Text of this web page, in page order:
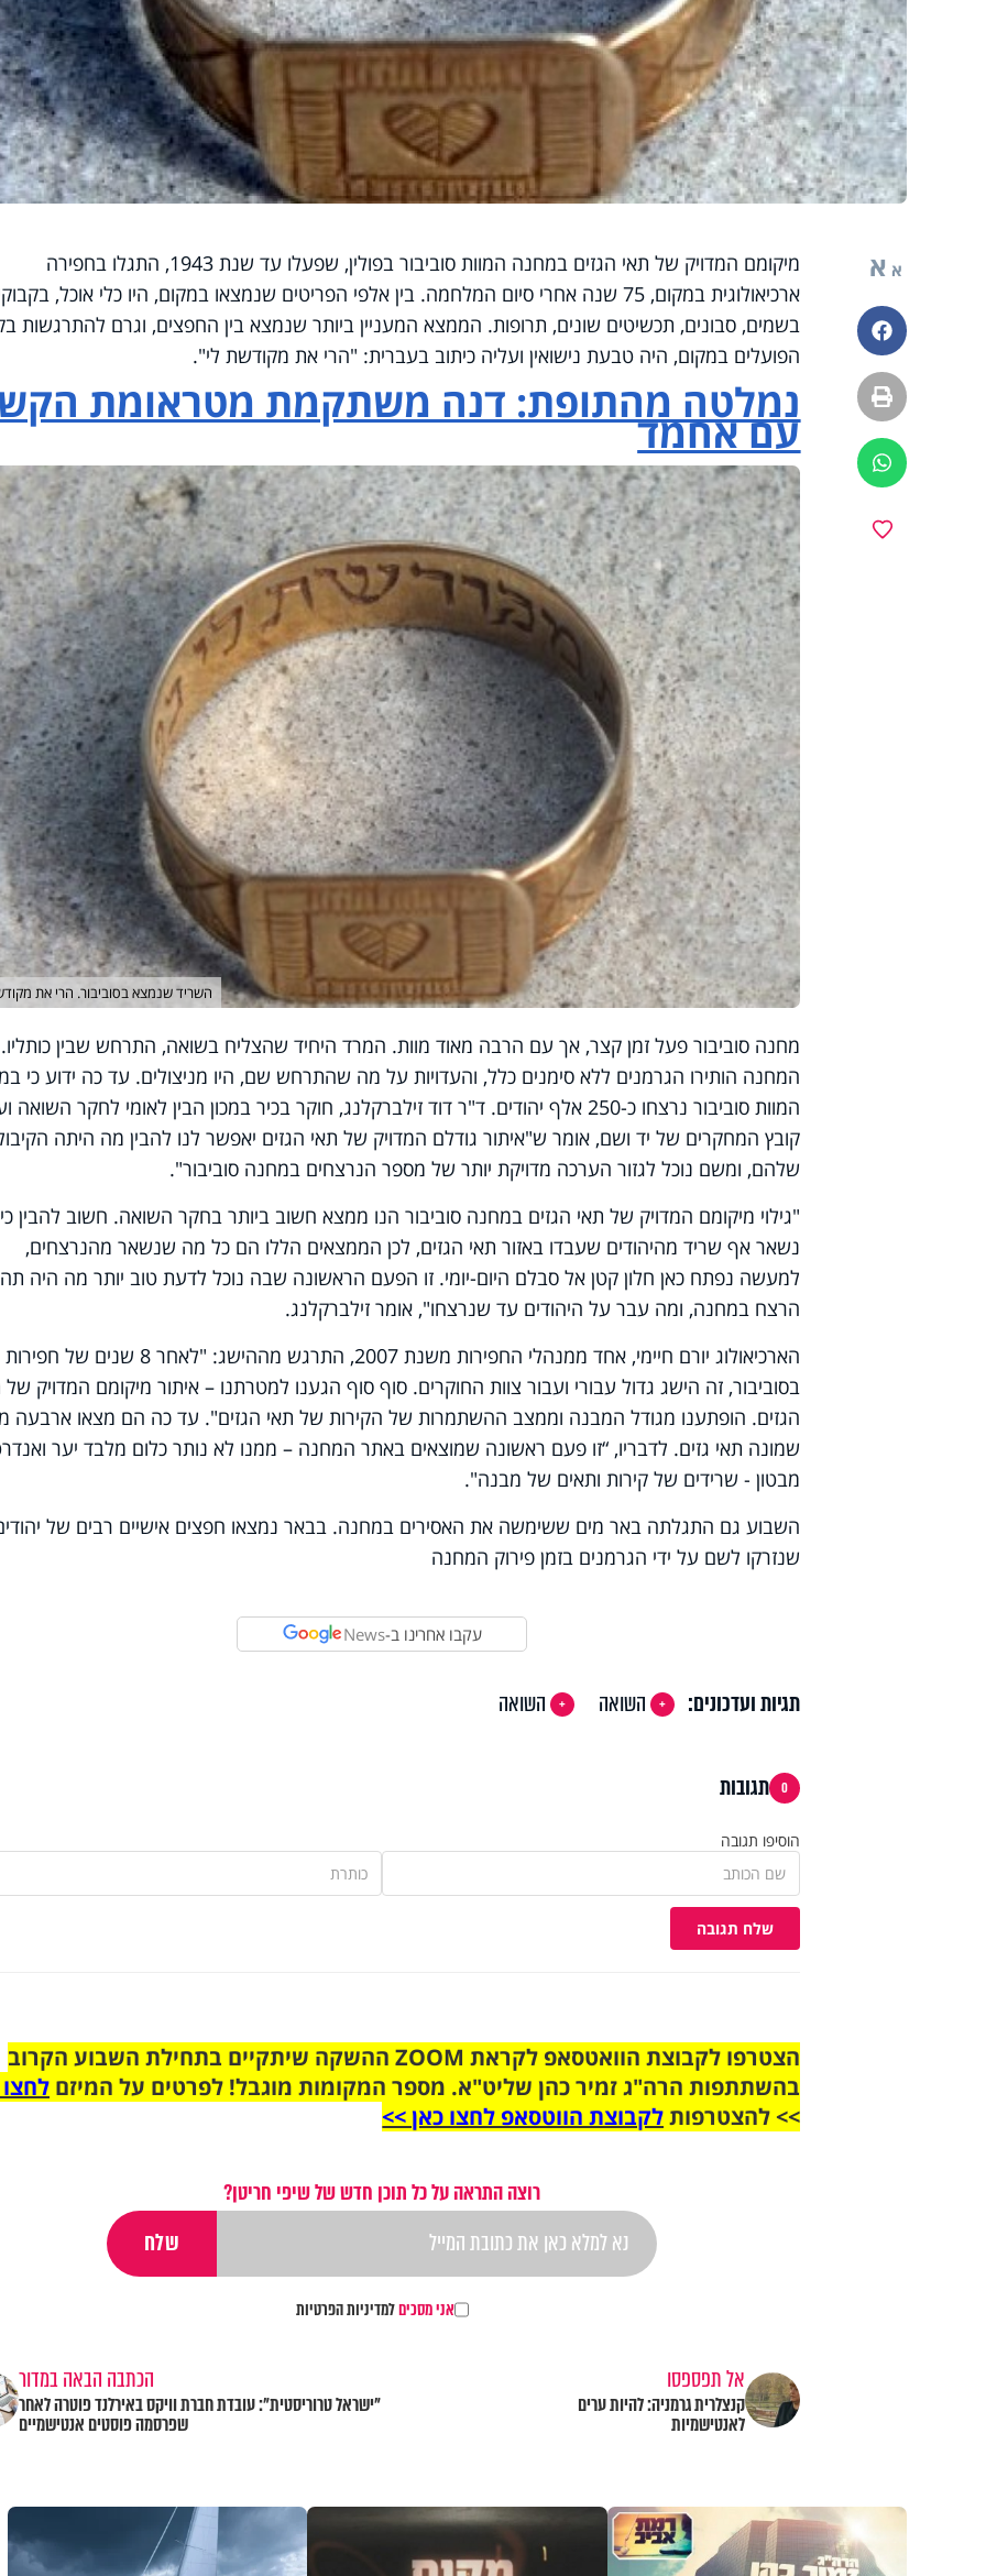
א א
פייסבוק
הדפסה
ווטסאפ
מיקומם המדויק של תאי הגזים במחנה המוות סוביבור בפולין, שפעלו עד שנת 1943, התגלו בחפירה
ארכיאולוגית במקום, 75 שנה אחרי סיום המלחמה. בין אלפי הפריטים שנמצאו במקום, היו כלי אוכל,
בשמים, סבונים, תכשיטים שונים, תרופות. הממצא המעניין ביותר שנמצא בין החפצים, וגרם להתרגשות
הפועלים במקום, היה טבעת נישואין ועליה כיתוב בעברית: "הרי את מקודשת לי".
נמלטה מהתופת: דנה משתקמת מטראומת
עם אחמד
השריד שנמצא בסוביבור. הרי את
מחנה סוביבור פעל זמן קצר, אך עם הרבה מאוד מוות. המרד היחיד שהצליח בשואה, התרחש שבין
המחנה הותירו הגרמנים ללא סימנים כלל, והעדויות על מה שהתרחש שם, היו מניצולים. עד כה ידוע כי
המוות סוביבור נרצחו כ-250 אלף יהודים. ד"ר דוד זילברקלנג, חוקר בכיר במכון הבין לאומי לחקר השואה
קובץ המחקרים של יד ושם, אומר ש"איתור גודלם המדויק של תאי הגזים יאפשר לנו להבין מה היתה
שלהם, ומשם נוכל לגזור הערכה מדויקת יותר של מספר הנרצחים במחנה סוביבור".
"גילוי מיקומם המדויק של תאי הגזים במחנה סוביבור הנו ממצא חשוב ביותר בחקר השואה. חשוב להבין
נשאר אף שריד מהיהודים שעבדו באזור תאי הגזים, לכן הממצאים הללו הם כל מה שנשאר מהנרצחים,
למעשה נפתח כאן חלון קטן אל סבלם היום-יומי. זו הפעם הראשונה שבה נוכל לדעת טוב יותר מה היה
הרצח במחנה, ומה עבר על היהודים עד שנרצחו", אומר זילברקלנג.
הארכיאולוג יורם חיימי, אחד ממנהלי החפירות משנת 2007, התרגש מההישג: "לאחר 8 שנים של חפירות
בסוביבור, זה הישג גדול עבורי ועבור צוות החוקרים. סוף סוף הגענו למטרתנו – איתור מיקומם המדויק של
הגזים. הופתענו מגודל המבנה וממצב ההשתמרות של הקירות של תאי הגזים". עד כה הם מצאו ארבעה
שמונה תאי גזים. לדבריו, “זו פעם ראשונה שמוצאים באתר המחנה – ממנו לא נותר כלום מלבד יער
מבטון - שרידים של קירות ותאים של מבנה".
השבוע גם התגלתה באר מים ששימשה את האסירים במחנה. בבאר נמצאו חפצים אישיים רבים של
שנזרקו לשם על ידי הגרמנים בזמן פירוק המחנה
עקבו אחרינו ב-News
תגיות ועדכונים: השואה השואה
0 תגובות
הוסיפו תגובה
שלח תגובה
הצטרפו לקבוצת הוואטסאפ לקראת ZOOM ההשקה שיתקיים בתחילת השבוע הקרוב
בהשתתפות הרה"ג זמיר כהן שליט"א. מספר המקומות מוגבל! לפרטים על המיזם
>> להצטרפותלקבוצת הווטסאפ לחצו כאן >>
רוצה התראה על כל תוכן חדש של שיפי חריטן?
אני מסכיםלמדיניות הפרטיות
אל תפספסו
קנצלרית גרמניה: להיות ערים
לאנטישמיות
הכתבה הבאה במדור
"ישראל טרוריסטית": עובדת חברת וויקס באירלנד פוטרה לאחר
שפרסמה פוסטים אנטישמיים